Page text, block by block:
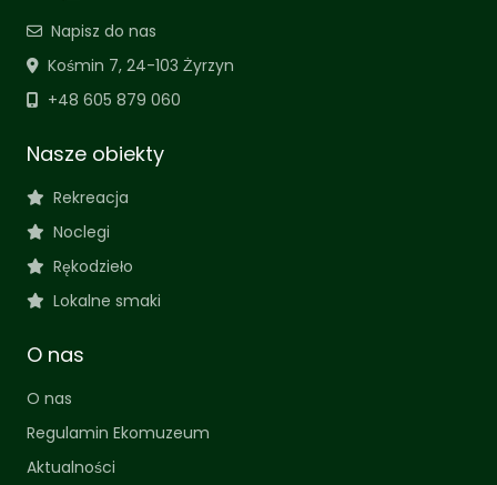
Napisz do nas
Kośmin 7, 24-103 Żyrzyn
+48 605 879 060
Nasze obiekty
Rekreacja
Noclegi
Rękodzieło
Lokalne smaki
O nas
O nas
Regulamin Ekomuzeum
Aktualności